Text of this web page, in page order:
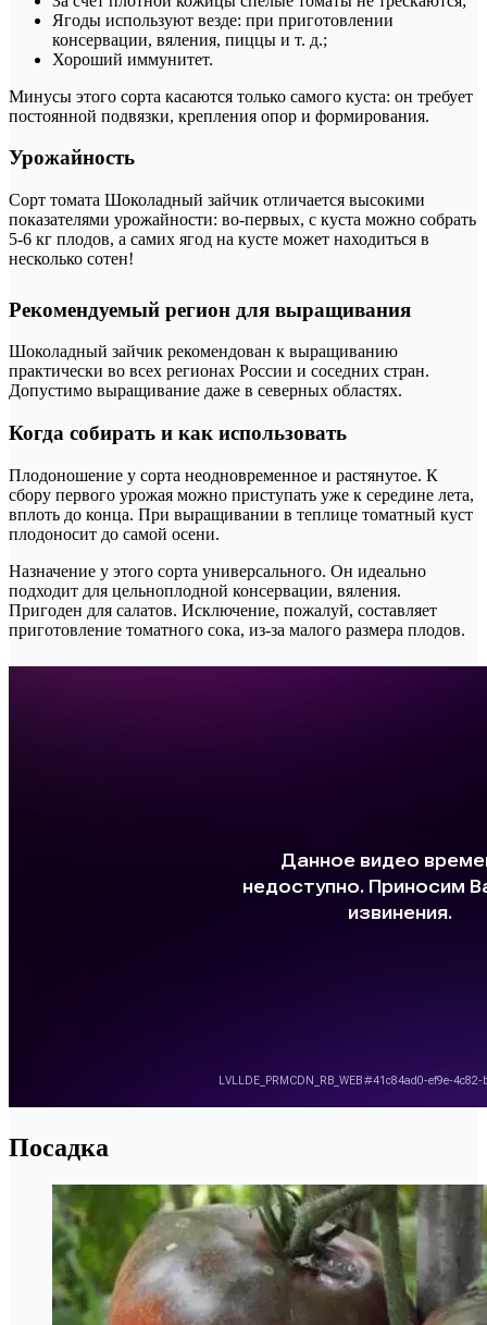
Ягоды используют везде: при приготовлении
консервации, вяления, пиццы и т. д.;
Хороший иммунитет.
Минусы этого сорта касаются только самого куста: он требует
постоянной подвязки, крепления опор и формирования.
Урожайность
Сорт томата Шоколадный зайчик отличается высокими
показателями урожайности: во-первых, с куста можно собрать
5-6 кг плодов, а самих ягод на кусте может находиться в
несколько сотен!
Рекомендуемый регион для выращивания
Шоколадный зайчик рекомендован к выращиванию
практически во всех регионах России и соседних стран.
Допустимо выращивание даже в северных областях.
Когда собирать и как использовать
Плодоношение у сорта неодновременное и растянутое. К
сбору первого урожая можно приступать уже к середине лета,
вплоть до конца. При выращивании в теплице томатный куст
плодоносит до самой осени.
Назначение у этого сорта универсального. Он идеально
подходит для цельноплодной консервации, вяления.
Пригоден для салатов. Исключение, пожалуй, составляет
приготовление томатного сока, из-за малого размера плодов.
Посадка